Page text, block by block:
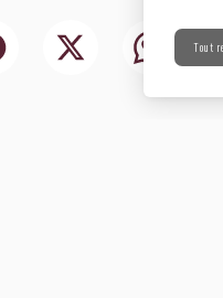
Tout